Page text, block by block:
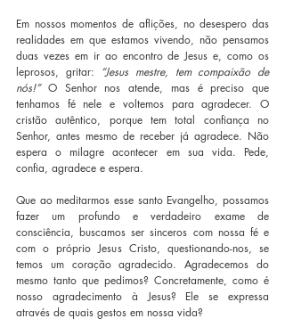
Em nossos momentos de aflições, no desespero das
realidades em que estamos vivendo, não pensamos
duas vezes em ir ao encontro de Jesus e, como os
leprosos, gritar: “Jesus mestre, tem compaixão de
nós!” O Senhor nos atende, mas é preciso que
tenhamos fé nele e voltemos para agradecer. O
cristão autêntico, porque tem total confiança no
Senhor, antes mesmo de receber já agradece. Não
espera o milagre acontecer em sua vida. Pede,
confia, agradece e espera.
Que ao meditarmos esse santo Evangelho, possamos
fazer um profundo e verdadeiro exame de
consciência, buscamos ser sinceros com nossa fé e
com o próprio Jesus Cristo, questionando-nos, se
temos um coração agradecido. Agradecemos do
mesmo tanto que pedimos? Concretamente, como é
nosso agradecimento à Jesus? Ele se expressa
através de quais gestos em nossa vida?